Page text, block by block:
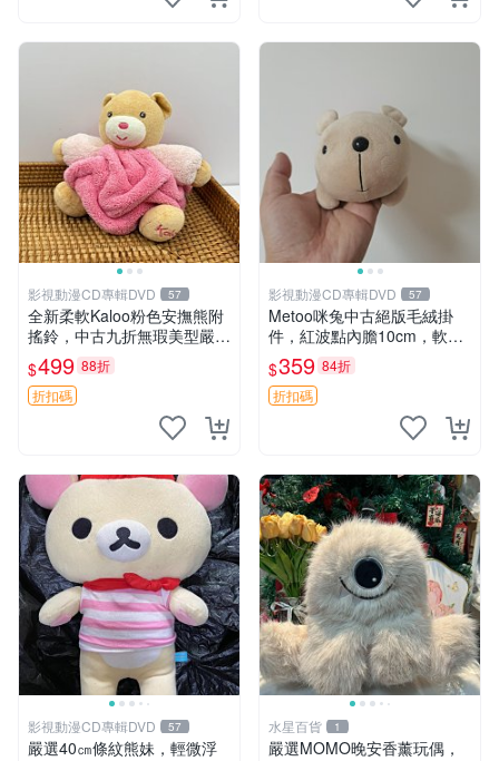
影視動漫CD專輯DVD 57
全新柔軟Kaloo粉色安撫熊附
搖鈴，中古九折無瑕美型嚴選
收藏 粉色 安撫 玩具
$499 88折
折扣碼
影視動漫CD專輯DVD 57
Metoo咪兔中古絕版毛絨掛
件，紅波點內膽10cm，軟糯
宜贈送收藏 咪熊 毛絨 掛件
$359 84折
折扣碼
影視動漫CD專輯DVD 57
嚴選40㎝條紋熊妹，輕微浮
水星百貨 1
嚴選MOMO晚安香薰玩偶，